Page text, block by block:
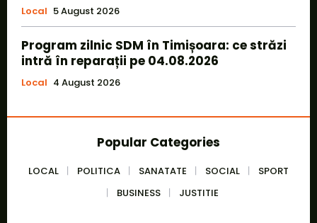
Local 5 August 2026
Program zilnic SDM în Timișoara: ce străzi
intră în reparații pe 04.08.2026
Local 4 August 2026
Popular Categories
LOCAL POLITICA SANATATE SOCIAL
SPORT
BUSINESS
JUSTITIE